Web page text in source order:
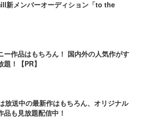
新メンバーオーディション「to the
ー作品はもちろん！ 国内外の人気作がす
題！【PR】
放送中の最新作はもちろん、オリジナル
品も見放題配信中！